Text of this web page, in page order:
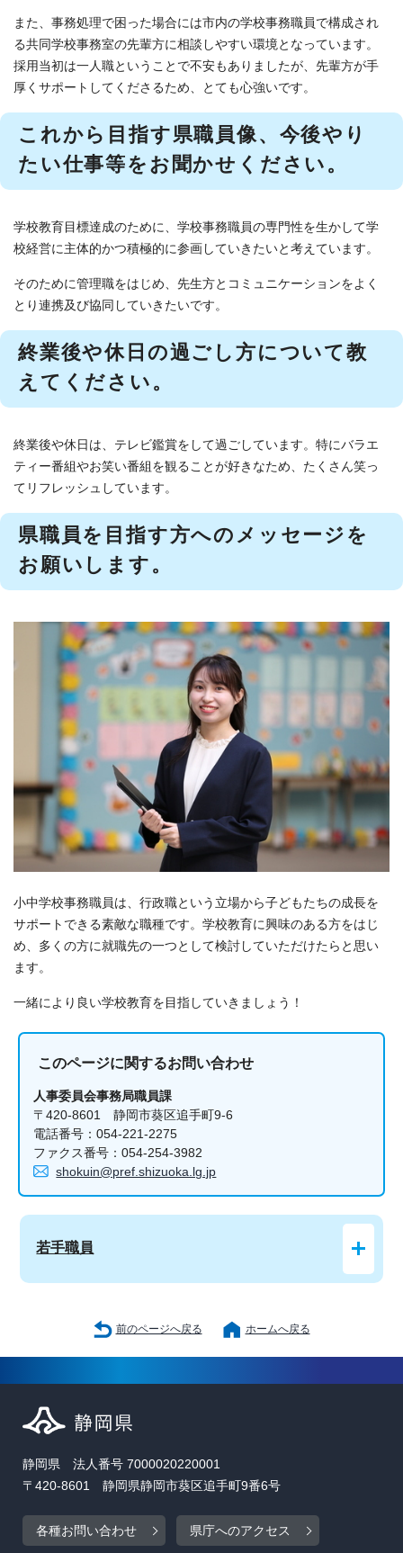
また、事務処理で困った場合には市内の学校事務職員で構成され
る共同学校事務室の先輩方に相談しやすい環境となっています。
採用当初は一人職ということで不安もありましたが、先輩方が手
厚くサポートしてくださるため、とても心強いです。
これから目指す県職員像、今後やり
たい仕事等をお聞かせください。
学校教育目標達成のために、学校事務職員の専門性を生かして学
校経営に主体的かつ積極的に参画していきたいと考えています。
そのために管理職をはじめ、先生方とコミュニケーションをよく
とり連携及び協同していきたいです。
終業後や休日の過ごし方について教
えてください。
終業後や休日は、テレビ鑑賞をして過ごしています。特にバラエ
ティー番組やお笑い番組を観ることが好きなため、たくさん笑っ
てリフレッシュしています。
県職員を目指す方へのメッセージを
お願いします。
小中学校事務職員は、行政職という立場から子どもたちの成長を
サポートできる素敵な職種です。学校教育に興味のある方をはじ
め、多くの方に就職先の一つとして検討していただけたらと思い
ます。
一緒により良い学校教育を目指していきましょう！
このページに関するお問い合わせ
人事委員会事務局職員課
〒420-8601 静岡市葵区追手町9-6
電話番号：054-221-2275
ファクス番号：054-254-3982
shokuin@pref.shizuoka.lg.jp
若手職員
前のページへ戻る ホームへ戻る
静岡県 法人番号 7000020220001
〒420-8601 静岡県静岡市葵区追手町9番6号
各種お問い合わせ 県庁へのアクセス